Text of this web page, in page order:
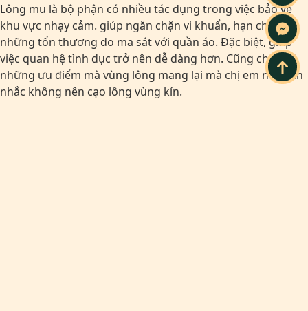
Lông mu là bộ phận có nhiều tác dụng trong việc bảo vệ
khu vực nhạy cảm. giúp ngăn chặn vi khuẩn, hạn chế
những tổn thương do ma sát với quần áo. Đặc biệt, giúp
việc quan hệ tình dục trở nên dễ dàng hơn. Cũng chính vì
những ưu điểm mà vùng lông mang lại mà chị em nên cân
nhắc không nên cạo lông vùng kín.